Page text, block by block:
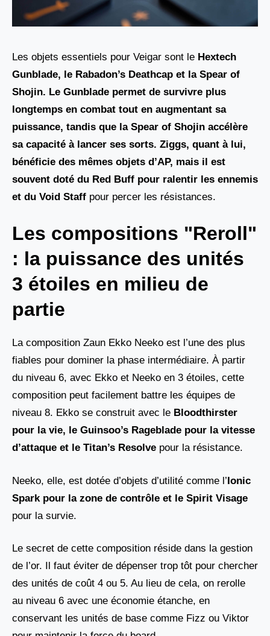
Les objets essentiels pour Veigar sont le Hextech
Gunblade, le Rabadon’s Deathcap et la Spear of
Shojin. Le Gunblade permet de survivre plus
longtemps en combat tout en augmentant sa
puissance, tandis que la Spear of Shojin accélère
sa capacité à lancer ses sorts. Ziggs, quant à lui,
bénéficie des mêmes objets d’AP, mais il est
souvent doté du Red Buff pour ralentir les ennemis
et du Void Staff pour percer les résistances.
Les compositions "Reroll"
: la puissance des unités
3 étoiles en milieu de
partie
La composition Zaun Ekko Neeko est l’une des plus
fiables pour dominer la phase intermédiaire. À partir
du niveau 6, avec Ekko et Neeko en 3 étoiles, cette
composition peut facilement battre les équipes de
niveau 8. Ekko se construit avec le Bloodthirster
pour la vie, le Guinsoo’s Rageblade pour la vitesse
d’attaque et le Titan’s Resolve pour la résistance.
Neeko, elle, est dotée d’objets d’utilité comme l’Ionic
Spark pour la zone de contrôle et le Spirit Visage
pour la survie.
Le secret de cette composition réside dans la gestion
de l’or. Il faut éviter de dépenser trop tôt pour chercher
des unités de coût 4 ou 5. Au lieu de cela, on rerolle
au niveau 6 avec une économie étanche, en
conservant les unités de base comme Fizz ou Viktor